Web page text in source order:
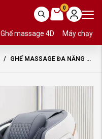
Ghế massage 4D Máy chạy bộ
0
GHẾ MASSAGE ĐA NĂNG NAKAGI – KG40